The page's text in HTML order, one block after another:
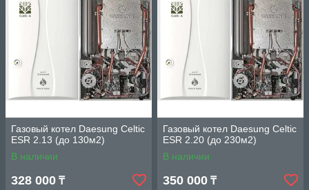
Газовый котел Daesung Celtic
ESR 2.13 (до 130м2)
В наличии
328 000 ₸
Газовый котел Daesung Celtic
ESR 2.20 (до 230м2)
В наличии
350 000 ₸